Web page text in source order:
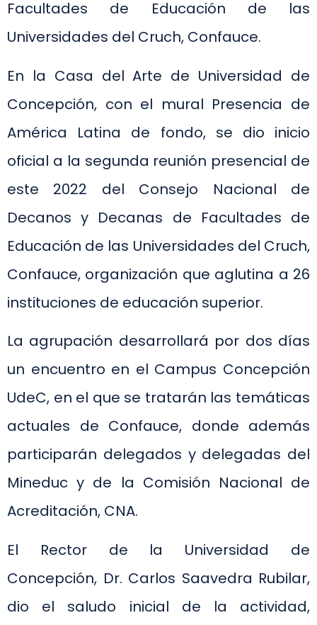
Facultades de Educación de las
Universidades del Cruch, Confauce.
En la Casa del Arte de Universidad de
Concepción, con el mural Presencia de
América Latina de fondo, se dio inicio
oficial a la segunda reunión presencial de
este 2022 del Consejo Nacional de
Decanos y Decanas de Facultades de
Educación de las Universidades del Cruch,
Confauce, organización que aglutina a 26
instituciones de educación superior.
La agrupación desarrollará por dos días
un encuentro en el Campus Concepción
UdeC, en el que se tratarán las temáticas
actuales de Confauce, donde además
participarán delegados y delegadas del
Mineduc y de la Comisión Nacional de
Acreditación, CNA.
El Rector de la Universidad de
Concepción, Dr. Carlos Saavedra Rubilar,
dio el saludo inicial de la actividad,